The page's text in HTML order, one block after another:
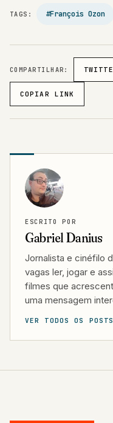
TAGS: #François Ozon
COMPARTILHAR:
COPIAR LINK
ESCRITO POR
Gabriel Danius
Jornalista e cinéfilo
vagas ler, jogar e
filmes que
uma mensagem
VER TODOS OS